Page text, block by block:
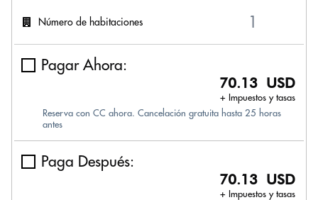
Número de habitaciones
Pagar Ahora:
70.13 USD
+ Impuestos y tasas
Reserva con CC ahora. Cancelación gratuita hasta 25 horas
antes
Paga Después:
70.13 USD
+ Impuestos y tasas